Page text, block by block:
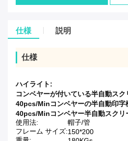
仕様 説明
仕様
ハイライト:
コンベヤーが付いている半自動ス
40pcs/Minコンベヤーの半自動印字
40pcs/Minコンベヤー半自動スクリ
使用法:
帽子/管
フレーム サイズ:150*200